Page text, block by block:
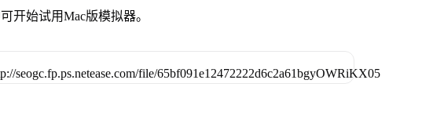
开始试用Mac版模拟器。